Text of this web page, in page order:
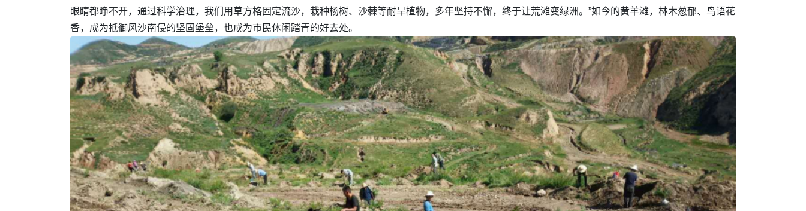
眼睛都睁不开，通过科学治理，我们用草方格固定流沙，栽种杨树、沙棘等耐旱植物，多年坚持不懈，终于让荒滩变绿洲。”如今的黄羊滩，林木葱郁、鸟语花
香，成为抵御风沙南侵的坚固堡垒，也成为市民休闲踏青的好去处。